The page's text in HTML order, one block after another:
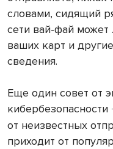
словами, сидящий
сети вай-фай может
ваших карт и
сведения.
Еще один совет от
кибербезопасности
от неизвестных
приходит от